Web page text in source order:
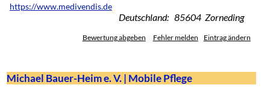
https://www.medivendis.de
Deutschland: 85604 Zorneding
Bewertung abgeben Fehler melden Eintrag ändern
Michael Bauer-Heim e. V. | Mobile Pflege